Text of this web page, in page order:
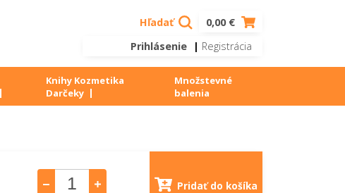
Hľadať
0,00 €
Prihlásenie
| Registrácia
Knihy Kozmetika
Darčeky
Množstevné
balenia
Pridať do košíka